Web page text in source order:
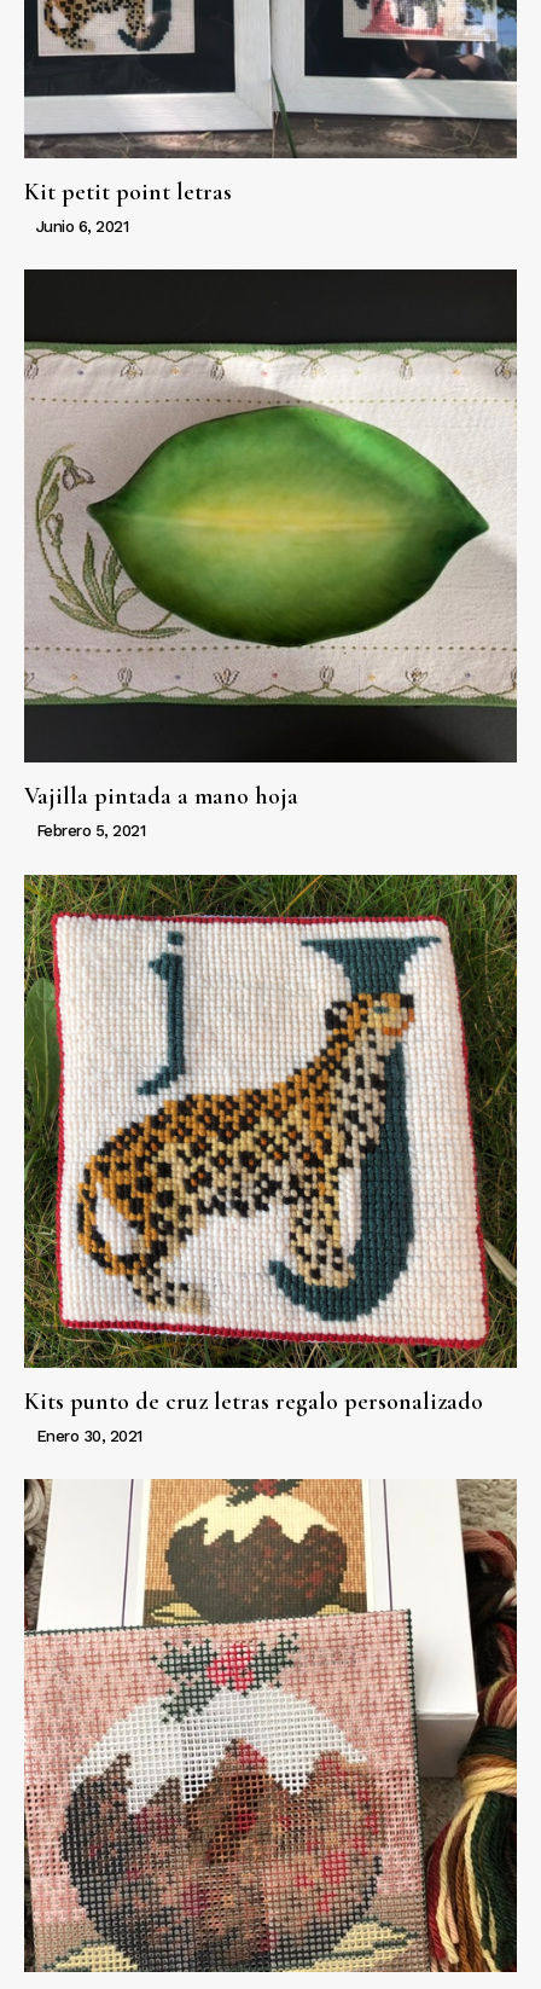
Kit petit point letras
Junio 6, 2021
Vajilla pintada a mano hoja
Febrero 5, 2021
Kits punto de cruz letras regalo personalizado
Enero 30, 2021